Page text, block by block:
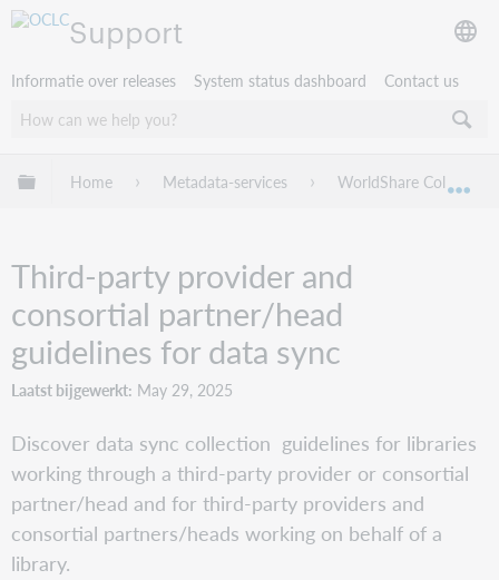
Support
Informatie over releases System status dashboard Contact us
Mondiale hiërarchie uitvouwen / samenvouwen
Home Metadata-services WorldShare Collection
Third-party provider and
consortial partner/head
guidelines for data sync
Laatst bijgewerkt May 29, 2025
Discover data sync collection guidelines for libraries
working through a third-party provider or consortial
partner/head and for third-party providers and
consortial partners/heads working on behalf of a
library.